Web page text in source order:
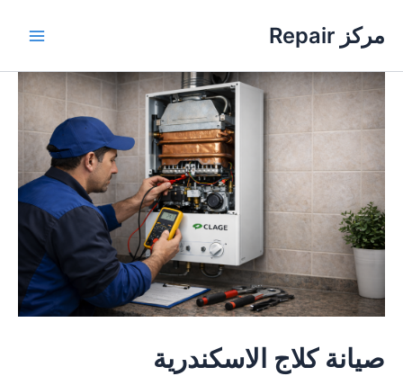
المحتوى
مركز Repair
صيانة كلاج الاسكندرية